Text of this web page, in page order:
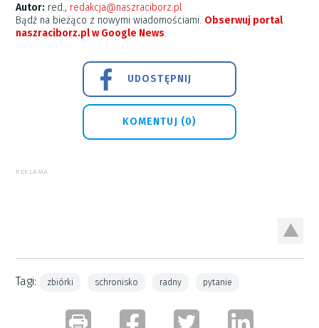
Autor: red., redakcja@naszraciborz.pl
Bądź na bieżąco z nowymi wiadomościami. Obserwuj portal
naszraciborz.pl w Google News.
UDOSTĘPNIJ
KOMENTUJ (0)
REKLAMA
Tagi: zbiórki schronisko radny pytanie